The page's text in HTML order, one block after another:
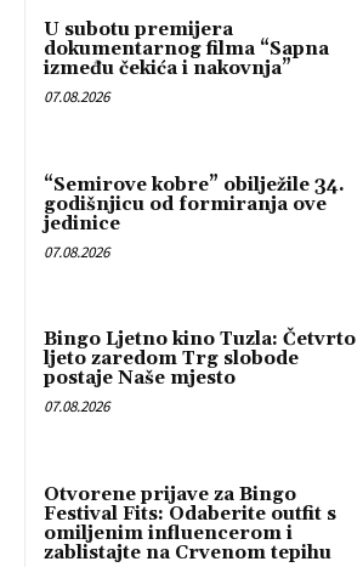
U subotu premijera
dokumentarnog filma “Sapna
između čekića i nakovnja”
07.08.2026
“Semirove kobre” obilježile 34.
godišnjicu od formiranja ove
jedinice
07.08.2026
Bingo Ljetno kino Tuzla: Četvrto
ljeto zaredom Trg slobode
postaje Naše mjesto
07.08.2026
Otvorene prijave za Bingo
Festival Fits: Odaberite outfit s
omiljenim influencerom i
zablistajte na Crvenom tepihu